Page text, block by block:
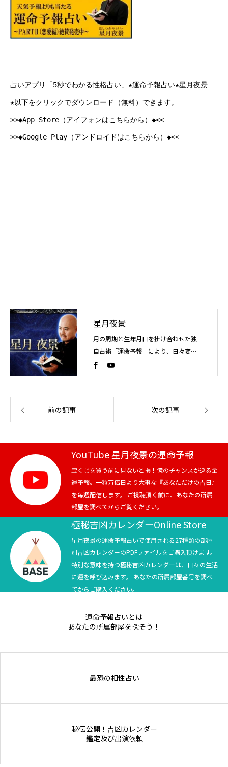
占いアプリ「5秒でわかる性格占い」★運命予報占い★星月夜景
★以下をクリックでダウンロード（無料）できます。
>>◆App Store（アイフォンはこちらから）◆<<
>>◆Google Play（アンドロイドはこちらから）◆<<
星月夜景
月の周期と生年月日を掛け合わせた独
自占術「運命予報」により、日々変化
する運気の流れを読み解く占い師。こ
れまでに4万人以上を鑑定。
前の記事 次の記事
YouTube 星月夜景の運命予報
宝くじを買う前に見ないと損！億のチャンスが巡る金
運予報。一粒万倍日より大事な『あなただけの吉日』
を毎週配信します。 ご視聴頂く前に、あなたの所属
部屋を調べてからご覧ください。
極秘吉凶カレンダーOnline Store
星月夜景の運命予報占いで使用される27種類の部屋
別吉凶カレンダーのPDFファイルをご購入頂けます。
特別な意味を持つ極秘吉凶カレンダーは、日々の生活
に運を呼び込みます。 あなたの所属部屋番号を調べ
てからご購入ください。
運命予報占いとは
あなたの所属部屋を探そう！
最恐の相性占い
秘伝公開！吉凶カレンダー
鑑定及び出演依頼